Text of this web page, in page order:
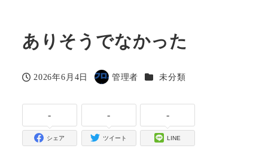
ありそうでなかった
投稿日
2026年6月4日
著
管理者 カテゴリー
未分類
-
シェア
-
ツイート
-
LINE